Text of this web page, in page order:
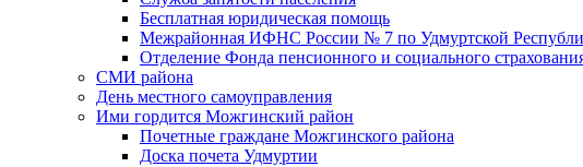
Бесплатная юридическая помощь
Межрайонная ИФНС России № 7 по Удмуртской
Отделение Фонда пенсионного и социального
СМИ района
День местного самоуправления
Ими гордится Можгинский район
Почетные граждане Можгинского района
Доска почета Удмуртии